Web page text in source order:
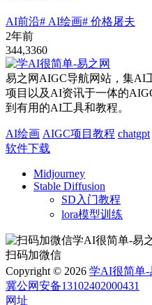
AI前沿# AI绘画# 价格屠夫
2年前
344,3360
易之网AIGC导航网站，集AI
项目以及AI资讯于一体的
到有用的AI工具和教程。
AI绘画 AIGC项目教程 chatgpt
软件下载
Midjourney
Stable Diffusion
SD入门教程
lora模型训练
扫码加微信
Copyright © 2026 学AI很简单-
冀公网安备13102402000431
网址